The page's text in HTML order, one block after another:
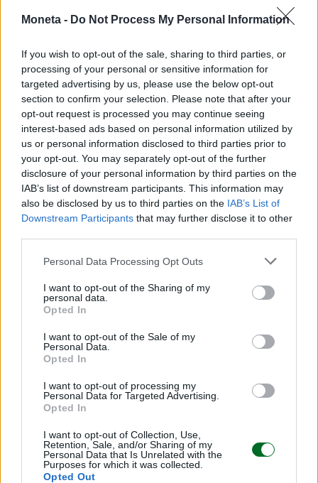
Moneta - Do Not Process My Personal Information
If you wish to opt-out of the sale, sharing to third parties, or
processing of your personal or sensitive information for
targeted advertising by us, please use the below opt-out
section to confirm your selection. Please note that after your
opt-out request is processed you may continue seeing
interest-based ads based on personal information utilized by
us or personal information disclosed to third parties prior to
your opt-out. You may separately opt-out of the further
disclosure of your personal information by third parties on the
IAB’s list of downstream participants. This information may
also be disclosed by us to third parties on the IAB’s List of
Downstream Participants that may further disclose it to other
Personal Data Processing Opt Outs
I want to opt-out of the Sharing of my
personal data.
Opted In
I want to opt-out of the Sale of my
Personal Data.
Opted In
I want to opt-out of processing my
Personal Data for Targeted Advertising.
Opted In
I want to opt-out of Collection, Use,
Retention, Sale, and/or Sharing of my
Personal Data that Is Unrelated with the
Purposes for which it was collected.
Opted Out
TENDENZE E SOSTENIBILITÀ
Al via la “vendemmia” delle mele. Export
da 1,2 miliardi sfida caldo record e rincari
Redazione
PENSIONI E PREVIDENZA
Disabilità, nuovi servizi online dell'Inps per
il Progetto di vita: chi può fare domanda e
come funziona
Emanuela Meucci
L'Inps presenta i risultati del piano
straordinario anti caporalato
Sfoglia Moneta
MULTIMEDIA